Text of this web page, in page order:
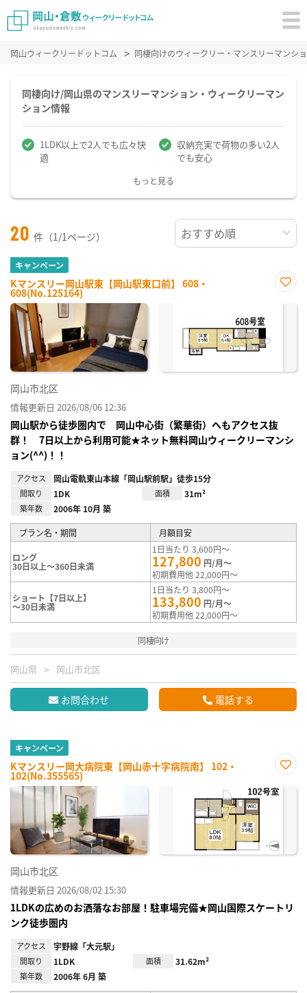
岡山ウィークリードットコム 同棲向けのウィークリー・マンスリーマンシ
同棲向け/岡山県のマンスリーマンション・ウィークリーマン
ション情報
1LDK以上で2人でも広々快
適
収納充実で荷物の多い2人
でも安心
もっと見る
20 件（1/1ページ）
キャンペーン
Kマンスリー岡山駅東【岡山駅東口前】 608・
608(No.125164)
に入
岡山市北区
情報更新日 2026/08/06 12:36
岡山駅から徒歩圏内で 岡山中心街（繁華街）へもアクセス抜
群！ 7日以上から利用可能★ネット無料岡山ウィークリーマンシ
ョン(^^)！！
アクセス 岡山電軌東山本線「岡山駅前駅」徒歩15分
間取り 1DK 面積 31m²
築年数 2006年 10月 築
プラン名・期間 月額目安
ロング
30日以上～360日未満
1日当たり 3,600円～
127,800 円/月～
初期費用他 22,000円～
ショート【7日以上】
～30日未満
1日当たり 3,800円～
133,800 円/月～
初期費用他 22,000円～
同棲向け
岡山県 岡山市北区
お問合わせ 電話する
キャンペーン
Kマンスリー岡大病院東【岡山赤十字病院南】 102・
102(No.355565)
に入
り登
岡山市北区
情報更新日 2026/08/02 15:30
1LDKの広めのお洒落なお部屋！駐車場完備★岡山国際スケートリ
ンク徒歩圏内
アクセス 宇野線「大元駅」
間取り 1LDK 面積 31.62m²
築年数 2006年 6月 築